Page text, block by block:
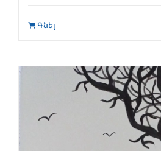
Գնել